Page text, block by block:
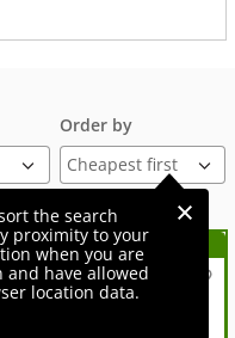
Order by
the search
proximity to your
when you are
and have allowed
location data.
ad?
Rahoitus ilman käsirahaa